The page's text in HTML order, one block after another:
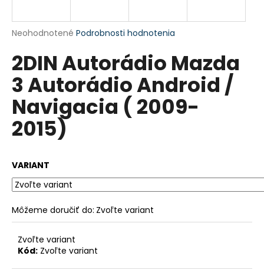
Priemerné
produktu
je
0,0
z
5
hviezdičiek.
Neohodnotené Podrobnosti hodnotenia
2DIN Autorádio Mazda
3 Autorádio Android /
Navigacia ( 2009-
2015)
VARIANT
Môžeme doručiť do: Zvoľte variant
Zvoľte variant
Kód: Zvoľte variant
j
ť
?
O
p
o
ú